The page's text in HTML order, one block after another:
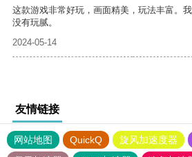
这款游戏非常好玩，画面精美，玩法丰富。
没有玩腻。
2024-05-14
友情链接
网站地图 QuickQ 旋风加速度器